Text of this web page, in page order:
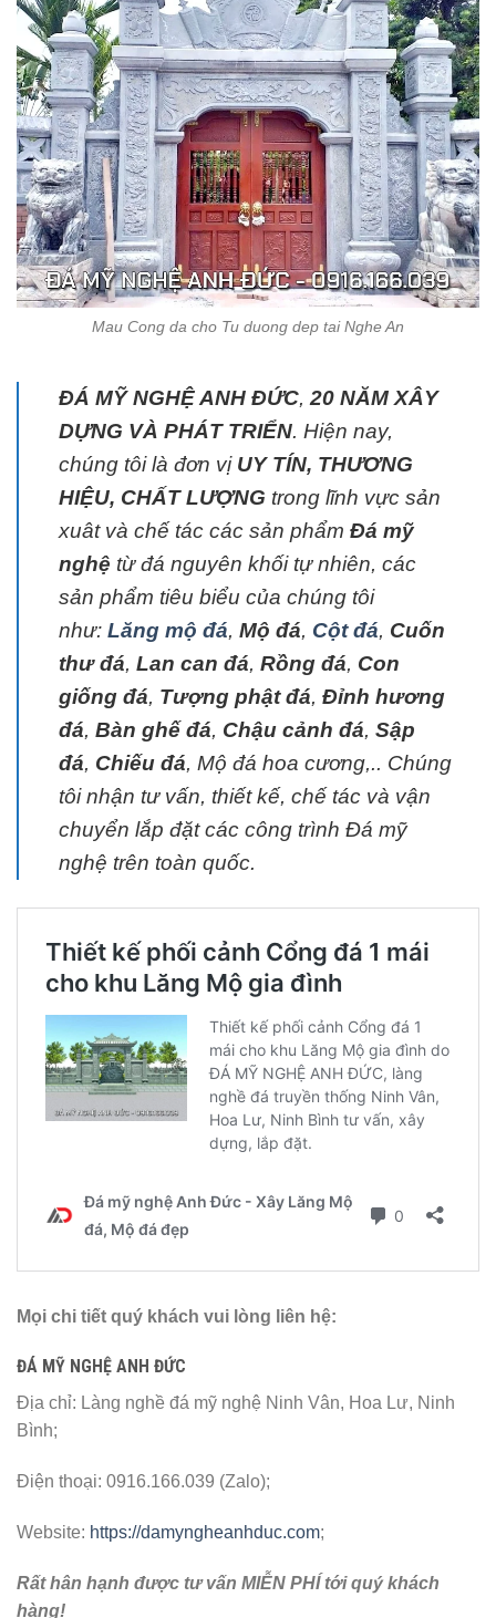
Mau Cong da cho Tu duong dep tai Nghe An
ĐÁ MỸ NGHỆ ANH ĐỨC, 20 NĂM XÂY
DỰNG VÀ PHÁT TRIỂN. Hiện nay,
chúng tôi là đơn vị UY TÍN, THƯƠNG
HIỆU, CHẤT LƯỢNG trong lĩnh vực sản
xuât và chế tác các sản phẩm Đá mỹ
nghệ từ đá nguyên khối tự nhiên, các
sản phẩm tiêu biểu của chúng tôi
như: Lăng mộ đá, Mộ đá, Cột đá, Cuốn
thư đá, Lan can đá, Rồng đá, Con
giống đá, Tượng phật đá, Đỉnh hương
đá, Bàn ghế đá, Chậu cảnh đá, Sập
đá, Chiếu đá, Mộ đá hoa cương,.. Chúng
tôi nhận tư vấn, thiết kế, chế tác và vận
chuyển lắp đặt các công trình Đá mỹ
nghệ trên toàn quốc.
Mọi chi tiết quý khách vui lòng liên hệ:
ĐÁ MỸ NGHỆ ANH ĐỨC
Địa chỉ: Làng nghề đá mỹ nghệ Ninh Vân, Hoa Lư, Ninh
Bình;
Điện thoại: 0916.166.039 (Zalo);
Website: https://damyngheanhduc.com;
Rất hân hạnh được tư vấn MIỄN PHÍ tới quý khách
hàng!